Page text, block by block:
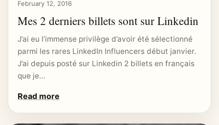
February 12, 2016
Mes 2 derniers billets sont sur Linkedin
J’ai eu l’immense privilège d’avoir été sélectionné
parmi les rares LinkedIn Influencers début janvier.
J’ai depuis posté sur Linkedin 2 billets en français
que je…
Read more